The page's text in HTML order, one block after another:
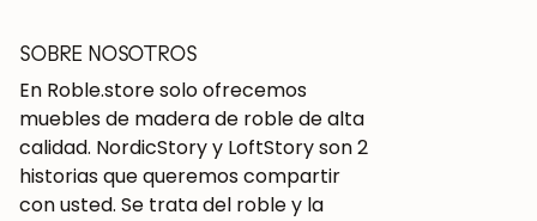
SOBRE NOSOTROS
En Roble.store solo ofrecemos
muebles de madera de roble de alta
calidad. NordicStory y LoftStory son 2
historias que queremos compartir
con usted. Se trata del roble y la